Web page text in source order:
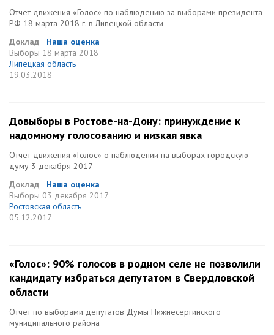
Отчет движения «Голос» по наблюдению за выборами президента
РФ 18 марта 2018 г. в Липецкой области
Доклад
Наша оценка
Выборы 18 марта 2018
Липецкая область
19.03.2018
Довыборы в Ростове-на-Дону: принуждение к
надомному голосованию и низкая явка
Отчет движения «Голос» о наблюдении на выборах городскую
думу 3 декабря 2017
Доклад
Наша оценка
Выборы 03 декабря 2017
Ростовская область
05.12.2017
«Голос»: 90% голосов в родном селе не позволили
кандидату избраться депутатом в Свердловской
области
Отчет по выборами депутатов Думы Нижнесергинского
муниципального района